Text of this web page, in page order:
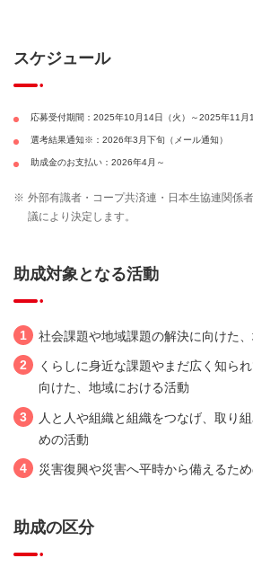
スケジュール
応募受付期間：2025年10月14日（火）～2025年11月
選考結果通知※：2026年3月下旬（メール通知）
助成金のお支払い：2026年4月～
※ 外部有識者・コープ共済連・日本生協連関係
議により決定します。
助成対象となる活動
1 社会課題や地域課題の解決に向けた
2
くらしに身近な課題やまだ広く知ら
向けた、地域における活動
3
人と人や組織と組織をつなげ、取り
めの活動
4 災害復興や災害へ平時から備えるた
助成の区分